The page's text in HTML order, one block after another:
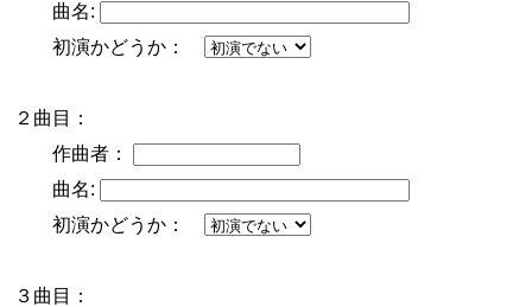
曲名:
初演かどうか：
２曲目：
作曲者：
曲名:
初演かどうか：
３曲目：